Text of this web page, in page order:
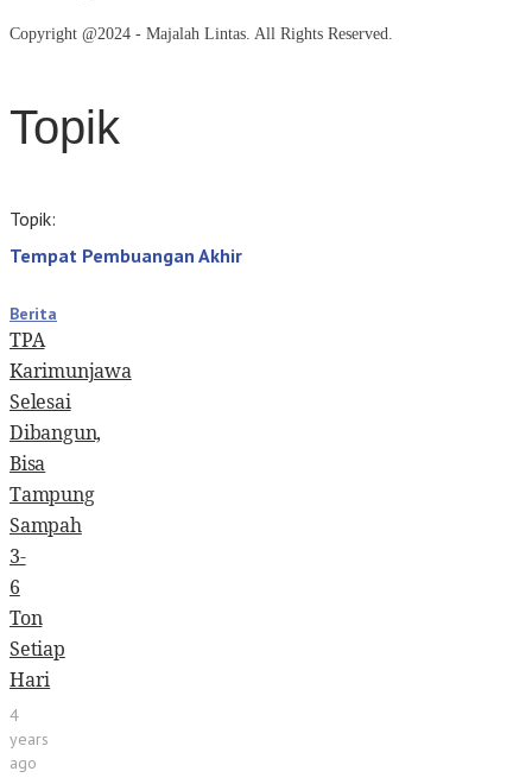
Copyright @2024 - Majalah Lintas. All Rights Reserved.
Topik
Topik:
Tempat Pembuangan Akhir
Berita
TPA
Karimunjawa
Selesai
Dibangun,
Bisa
Tampung
Sampah
3-
6
Ton
Setiap
Hari
4
years
ago